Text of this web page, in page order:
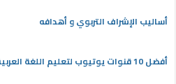
أساليب الإشراف التربوي و أهدافه
أفضل 10 قنوات يوتيوب لتعليم اللغة العربية للأطفال